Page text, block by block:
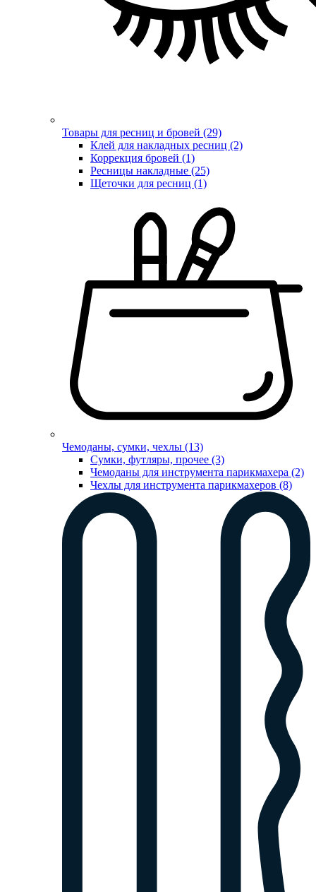
Товары для ресниц и бровей (29)
Клей для накладных ресниц (2)
Коррекция бровей (1)
Ресницы накладные (25)
Щеточки для ресниц (1)
Чемоданы, сумки, чехлы (13)
Сумки, футляры, прочее (3)
Чемоданы для инструмента парикмахера (2)
Чехлы для инструмента парикмахеров (8)